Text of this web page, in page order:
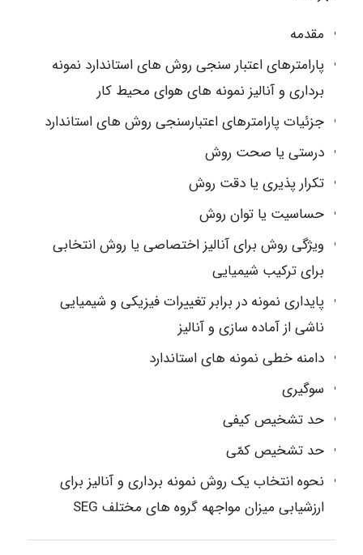
مقدمه
پارامترهای اعتبار سنجی روش های استاندارد نمونه
برداری و آنالیز نمونه های هوای محیط کار
جزئیات پارامترهای اعتبارسنجی روش های استاندارد
درستی یا صحت روش
تکرار پذیری یا دقت روش
حساسیت یا توان روش
ویژگی روش برای آنالیز اختصاصی یا روش انتخابی
برای ترکیب شیمیایی
پایداری نمونه در برابر تغییرات فیزیکی و شیمیایی
ناشی از آماده سازی و آنالیز
دامنه خطی نمونه های استاندارد
سوگیری
حد تشخیص کیفی
حد تشخیص کمّی
نحوه انتخاب یک روش نمونه برداری و آنالیز برای
ارزشیابی میزان مواجهه گروه های مختلف SEG